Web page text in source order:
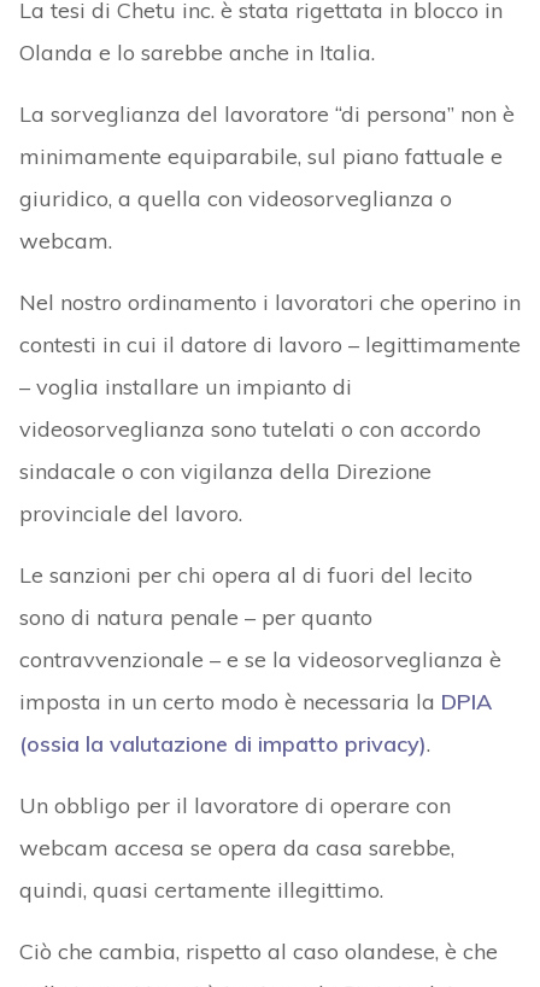
La tesi di Chetu inc. è stata rigettata in blocco in
Olanda e lo sarebbe anche in Italia.
La sorveglianza del lavoratore “di persona” non è
minimamente equiparabile, sul piano fattuale e
giuridico, a quella con videosorveglianza o
webcam.
Nel nostro ordinamento i lavoratori che operino in
contesti in cui il datore di lavoro – legittimamente
– voglia installare un impianto di
videosorveglianza sono tutelati o con accordo
sindacale o con vigilanza della Direzione
provinciale del lavoro.
Le sanzioni per chi opera al di fuori del lecito
sono di natura penale – per quanto
contravvenzionale – e se la videosorveglianza è
imposta in un certo modo è necessaria la DPIA
(ossia la valutazione di impatto privacy).
Un obbligo per il lavoratore di operare con
webcam accesa se opera da casa sarebbe,
quindi, quasi certamente illegittimo.
Ciò che cambia, rispetto al caso olandese, è che